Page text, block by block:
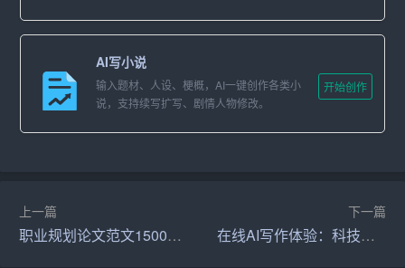
1. 语言简练：自我介绍要简洁明了，避免冗长和啰嗦。在
有限的时间内，让考官了解到您的关键信息。
2. 逻辑清晰：自我介绍的内容要有条理，层次分明。可以
先介绍自己的基本信息，然后依次介绍教育背景、工作经
历和求职意向。
通过实例来证明自己的优点。
AI写小说
输入题材、人设、梗概，AI一键创作各类小
说，支持续写扩写、剧情人物修改。
开始创作
上一篇
职业规划论文范文1500字左右
下一篇
在线AI写作体验：科技创新，让创作更轻松